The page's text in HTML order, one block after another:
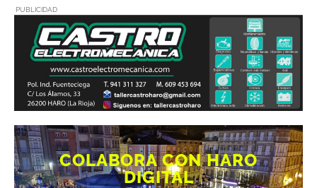
PUBLICIDAD
COLABORA CON HARO
DIGITAL